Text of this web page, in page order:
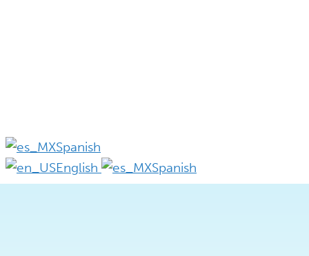
Spanish
English
Spanish